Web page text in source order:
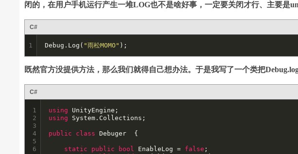
闭的，在用户手机运行产生一堆LOG也不是啥好事，一定要关闭才行、主要是
C#
1 Debug.Log( "雨松MOMO" );
既然官方没提供方法，那么我们就得自己想办法。于是我写了一个类把
C#
1
2
3
4
5
6
using
using System.Collections;
public class Debuger  {
static public bool EnableLog = false ;